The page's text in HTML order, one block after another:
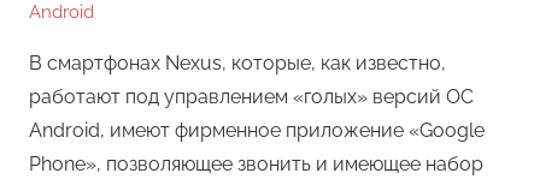
Android
В смартфонах Nexus, которые, как известно,
работают под управлением «голых» версий ОС
Android, имеют фирменное приложение «Google
Phone», позволяющее звонить и имеющее набор